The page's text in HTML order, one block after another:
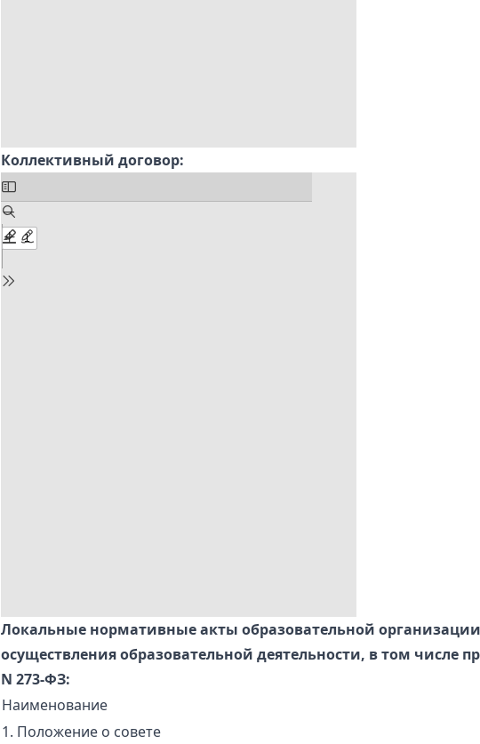
Коллективный договор:
Локальные нормативные акты образовательной
осуществления образовательной деятельности, в том числе
N 273-ФЗ:
Наименование
1. Положение о совете